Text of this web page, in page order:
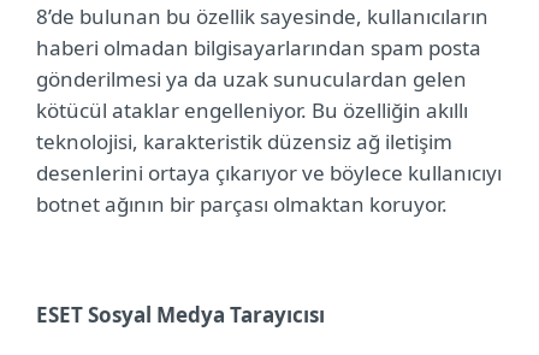
8’de bulunan bu özellik sayesinde, kullanıcıların
haberi olmadan bilgisayarlarından spam posta
gönderilmesi ya da uzak sunuculardan gelen
kötücül ataklar engelleniyor. Bu özelliğin akıllı
teknolojisi, karakteristik düzensiz ağ iletişim
desenlerini ortaya çıkarıyor ve böylece kullanıcıyı
botnet ağının bir parçası olmaktan koruyor.
ESET Sosyal Medya Tarayıcısı